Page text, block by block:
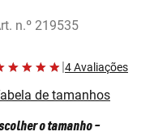
n.º 219535
|4 Avaliações
de tamanhos
o tamanho-